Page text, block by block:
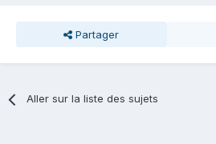
Partager
Aller sur la liste des sujets